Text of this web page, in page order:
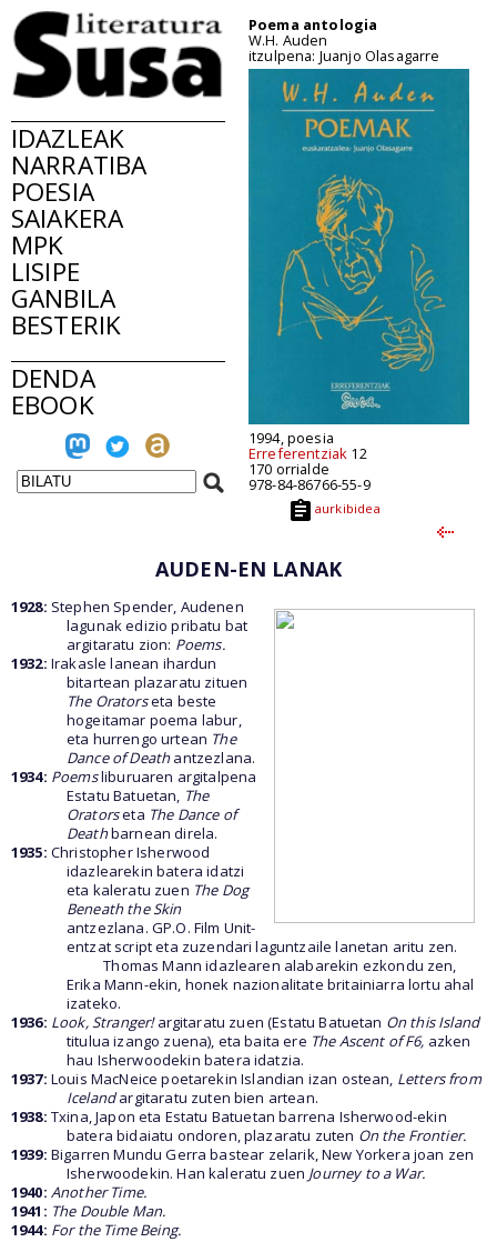
IDAZLEAK
NARRATIBA
POESIA
SAIAKERA
MPK
LISIPE
GANBILA
BESTERIK
DENDA
EBOOK
Poema antologia
W.H. Auden
itzulpena: Juanjo Olasagarre
1994, poesia
Erreferentziak 12
170 orrialde
978-84-86766-55-9
aurkibidea
AUDEN-EN LANAK
1928: Stephen Spender, Audenen
lagunak edizio pribatu bat
argitaratu zion: Poems.
1932: Irakasle lanean ihardun
bitartean plazaratu zituen
The Oratorseta beste
hogeitamar poema labur,
eta hurrengo urtean The
Dance of Deathantzezlana.
1934: Poemsliburuaren argitalpena
Estatu Batuetan, The
Oratorseta The Dance of
Deathbarnean direla.
1935: Christopher Isherwood
idazlearekin batera idatzi
eta kaleratu zuen The Dog
Beneath the Skin
antzezlana. GP.O. Film Unit-
entzat script eta zuzendari laguntzaile lanetan aritu zen.
Thomas Mann idazlearen alabarekin ezkondu zen,
Erika Mann-ekin, honek nazionalitate britainiarra lortu ahal
izateko.
1936: Look, Stranger!argitaratu zuen (Estatu Batuetan On this Island
titulua izango zuena), eta baita ere The Ascent of F6, azken
hau Isherwoodekin batera idatzia.
1937: Louis MacNeice poetarekin Islandian izan ostean, Letters from
Icelandargitaratu zuten bien artean.
1938: Txina, Japon eta Estatu Batuetan barrena Isherwood-ekin
batera bidaiatu ondoren, plazaratu zuten On the Frontier.
1939: Bigarren Mundu Gerra bastear zelarik, New Yorkera joan zen
Isherwoodekin. Han kaleratu zuen Journey to a War.
1940: Another Time.
1941: The Double Man.
1944: For the Time Being.